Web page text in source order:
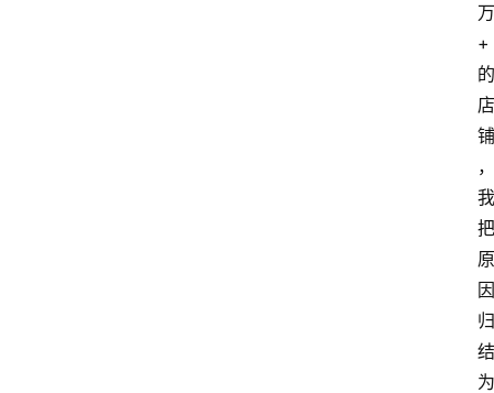
万
+
的
店
铺
，
我
把
原
因
归
结
为